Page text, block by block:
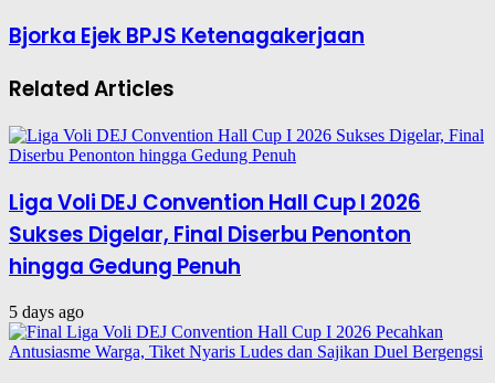
Bjorka Ejek BPJS Ketenagakerjaan
Related Articles
Liga Voli DEJ Convention Hall Cup I 2026
Sukses Digelar, Final Diserbu Penonton
hingga Gedung Penuh
5 days ago